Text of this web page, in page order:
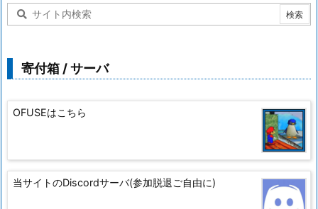
寄付箱 / サーバ
OFUSEはこちら
当サイトのDiscordサーバ(参加脱退ご自由に)